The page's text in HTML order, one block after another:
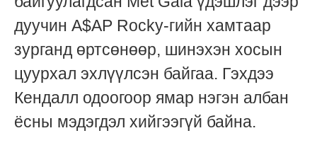
дуучин A$AP Rocky-гийн хамтаар
зурганд өртсөнөөр, шинэхэн хосын
цуурхал эхлүүлсэн байгаа. Гэхдээ
Кендалл одоогоор ямар нэгэн албан
ёсны мэдэгдэл хийгээгүй байна.